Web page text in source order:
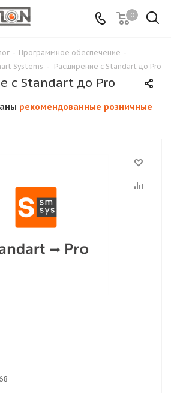
0
- Программное обеспечение -
Systems - Расширение с Standart до Pro
с Standart до Pro
рекомендованные розничные